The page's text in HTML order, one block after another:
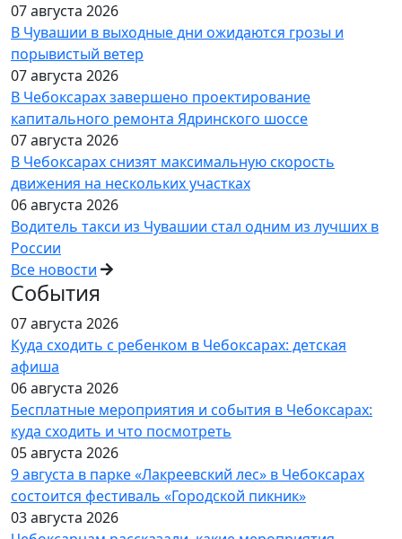
07 августа 2026
В Чувашии в выходные дни ожидаются грозы и
порывистый ветер
07 августа 2026
В Чебоксарах завершено проектирование
капитального ремонта Ядринского шоссе
07 августа 2026
В Чебоксарах снизят максимальную скорость
движения на нескольких участках
06 августа 2026
Водитель такси из Чувашии стал одним из лучших в
России
Все новости
События
07 августа 2026
Куда сходить с ребенком в Чебоксарах: детская
афиша
06 августа 2026
Бесплатные мероприятия и события в Чебоксарах:
куда сходить и что посмотреть
05 августа 2026
9 августа в парке «Лакреевский лес» в Чебоксарах
состоится фестиваль «Городской пикник»
03 августа 2026